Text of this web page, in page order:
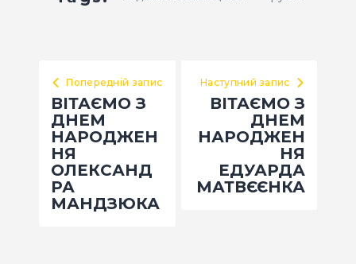
Попередній запис
ВІТАЄМО З
ДНЕМ
НАРОДЖЕН
НЯ
ОЛЕКСАНД
РА
МАНДЗЮКА
Наступний запис
ВІТАЄМО З
ДНЕМ
НАРОДЖЕН
НЯ
ЕДУАРДА
МАТВЄЄНКА